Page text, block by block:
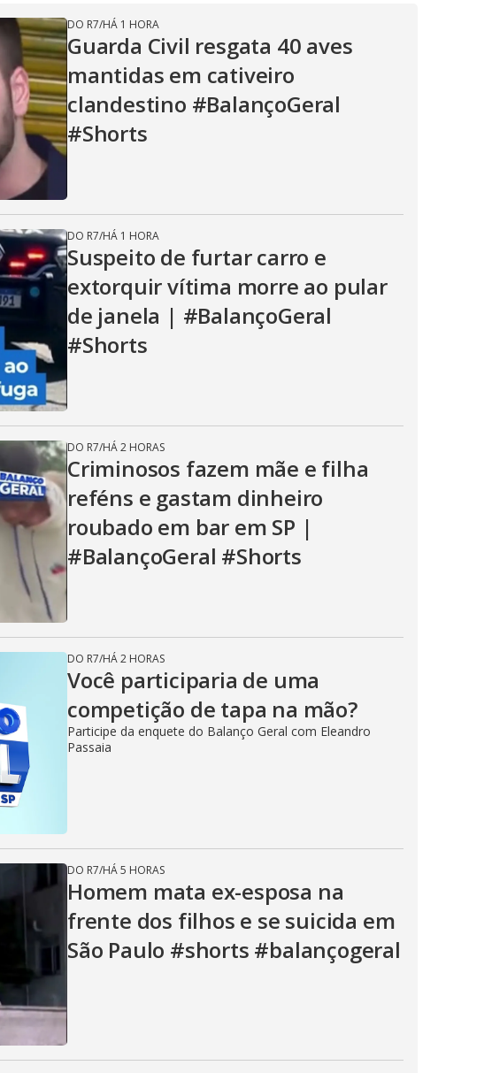
V
i
d
e
o
DO R7/HÁ 1 HORA
Guarda Civil resgata 40 aves
mantidas em cativeiro
clandestino #BalançoGeral
#Shorts
DO R7/HÁ 1 HORA
Suspeito de furtar carro e
extorquir vítima morre ao pular
de janela | #BalançoGeral
#Shorts
DO R7/HÁ 2 HORAS
Criminosos fazem mãe e filha
reféns e gastam dinheiro
roubado em bar em SP |
#BalançoGeral #Shorts
DO R7/HÁ 2 HORAS
Você participaria de uma
competição de tapa na mão?
Participe da enquete do Balanço Geral com Eleandro
Passaia
DO R7/HÁ 5 HORAS
Homem mata ex-esposa na
frente dos filhos e se suicida em
São Paulo #shorts #balançogeral